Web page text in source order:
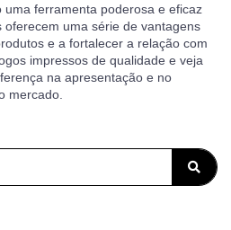
uma ferramenta poderosa e eficaz
oferecem uma série de vantagens
e a fortalecer a relação com
impressos de qualidade e veja
na apresentação e no
mercado.